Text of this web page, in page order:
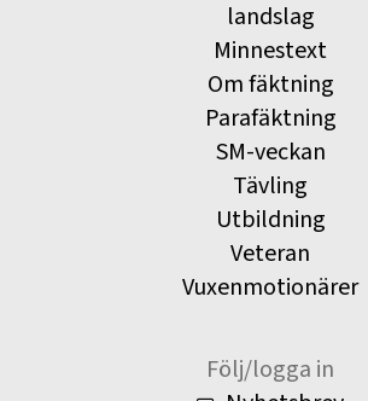
landslag
Minnestext
Om fäktning
Parafäktning
SM-veckan
Tävling
Utbildning
Veteran
Vuxenmotionärer
Följ/logga in